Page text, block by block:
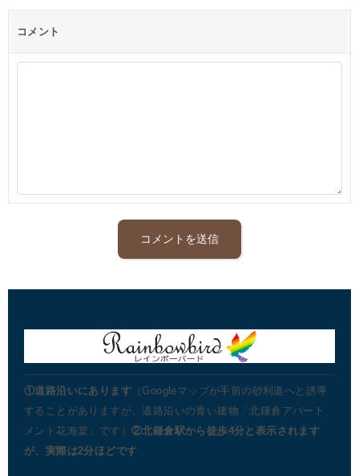
コメント
①道路沿いにあります （Googleマップが手前の砂利道へと誘導
することがありますが、道路沿いの青い建物「北鎌倉アパート
メント花海棠」です） ②北鎌倉駅から徒歩4分と表示されます
が、実際は2分ほどです